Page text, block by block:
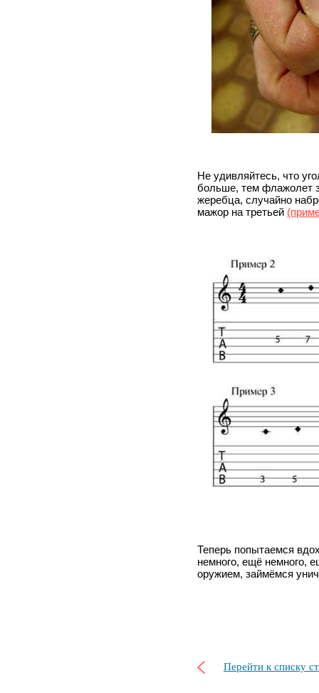
Не удивляйтесь, что
больше, тем флажолет
жеребца, случайно
мажор на третьей
Теперь попытаемся
немного, ещё немного,
оружием, займёмся
Перейти к списку